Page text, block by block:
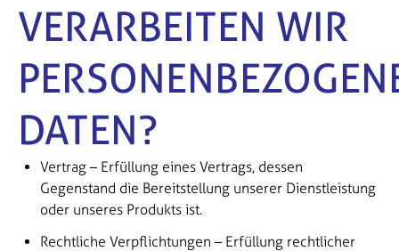
VERARBEITEN WIR
DATEN?
Vertrag – Erfüllung eines Vertrags, dessen
Gegenstand die Bereitstellung unserer Dienstleistung
oder unseres Produkts ist.
Rechtliche Verpflichtungen – Erfüllung rechtlicher